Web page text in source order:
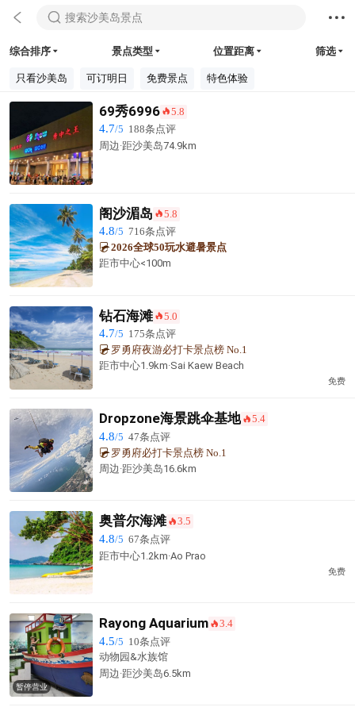
  搜索沙美岛景点 
综合排序  景点类型  位置距离  筛选
只看沙美岛 可订明日 免费景点 特色体验
69秀6996 󰺂5.8
4.7/5 188条点评
周边·距沙美岛74.9km
阁沙湄岛 󰺂5.8
4.8/5 716条点评
2026全球50玩水避暑景点
距市中心<100m
钻石海滩 󰺂5.0
4.7/5 175条点评
罗勇府夜游必打卡景点榜 No.1
距市中心1.9km·Sai Kaew Beach
免费
Dropzone海景跳伞基地 󰺂5.4
4.8/5 47条点评
罗勇府必打卡景点榜 No.1
周边·距沙美岛16.6km
奥普尔海滩 󰺂3.5
4.8/5 67条点评
距市中心1.2km·Ao Prao
免费
暂停营业
Rayong Aquarium 󰺂3.4
4.5/5 10条点评
动物园&水族馆
周边·距沙美岛6.5km